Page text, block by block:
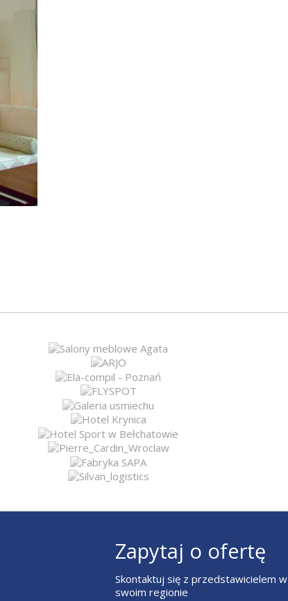
Zapytaj o ofertę
Skontaktuj się z przedstawicielem w
swoim regionie